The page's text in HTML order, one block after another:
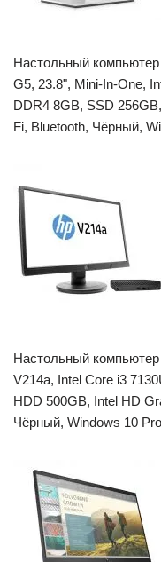
Настольный
G5, 23.8", Mini-In-One,
DDR4 8GB, SSD
Fi, Bluetooth, Чёрный,
Настольный
V214a, Intel Core i3
HDD 500GB, Intel HD
Чёрный, Windows 10